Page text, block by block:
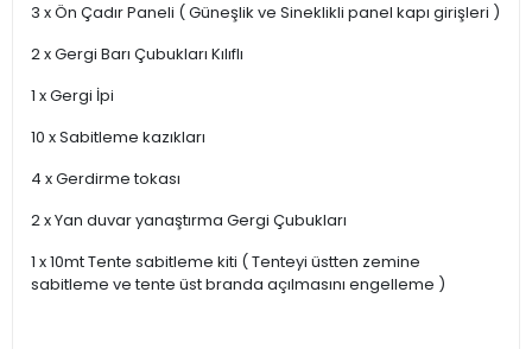
3 x Ön Çadır Paneli ( Güneşlik ve Sineklikli panel kapı girişleri )
2 x Gergi Barı Çubukları Kılıflı
1 x Gergi İpi
10 x Sabitleme kazıkları
4 x Gerdirme tokası
2 x Yan duvar yanaştırma Gergi Çubukları
1 x 10mt Tente sabitleme kiti ( Tenteyi üstten zemine
sabitleme ve tente üst branda açılmasını engelleme )